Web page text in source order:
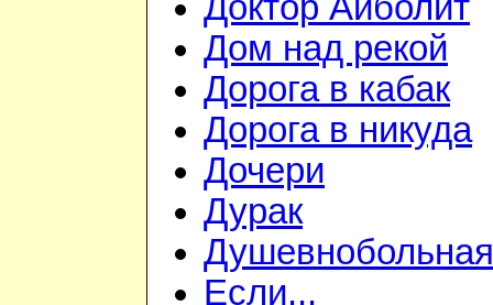
Доктор Айболит
Дом над рекой
Дорога в кабак
Дорога в никуда
Дочери
Дурак
Душевнобольная
Если...